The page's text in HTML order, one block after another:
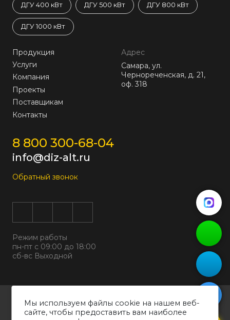
ДГУ 400 кВт ДГУ 500 кВт ДГУ 800 кВт
ДГУ 1000 кВт
Продукция
Услуги
Компания
Проекты
Поставщикам
Контакты
Адрес
Самара, ул.
Чернореченская, д. 21,
оф. 318
8 800 300-68-04
info@diz-alt.ru
Обратный звонок
Режим работы
пн-пт с 09:00 до 18:00
сб-вс Выходной
Все права защищены © 2026
ООО "ДИЗАЛЬТ"
Мы используем файлы cookie на нашем веб-
сайте, чтобы предоставить вам наиболее